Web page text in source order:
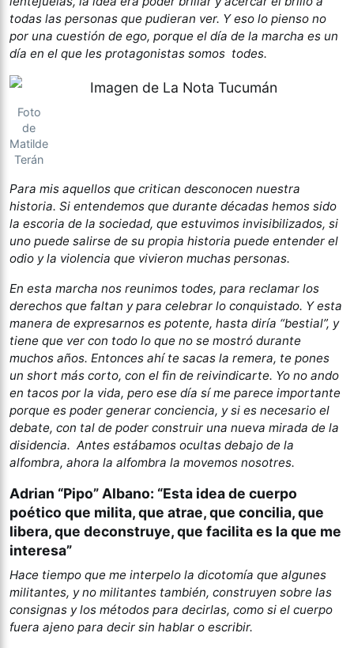
todas las personas que pudieran ver. Y eso lo pienso no
por una cuestión de ego, porque el día de la marcha es un
día en el que les protagonistas somos todes.
Foto
de
Matilde
Terán
Para mis aquellos que critican desconocen nuestra
historia. Si entendemos que durante décadas hemos sido
la escoria de la sociedad, que estuvimos invisibilizados, si
uno puede salirse de su propia historia puede entender el
odio y la violencia que vivieron muchas personas.
En esta marcha nos reunimos todes, para reclamar los
derechos que faltan y para celebrar lo conquistado. Y esta
manera de expresarnos es potente, hasta diría “bestial”, y
tiene que ver con todo lo que no se mostró durante
muchos años. Entonces ahí te sacas la remera, te pones
un short más corto, con el fin de reivindicarte. Yo no ando
en tacos por la vida, pero ese día sí me parece importante
porque es poder generar conciencia, y si es necesario el
debate, con tal de poder construir una nueva mirada de la
disidencia. Antes estábamos ocultas debajo de la
alfombra, ahora la alfombra la movemos nosotres.
Adrian “Pipo” Albano: “Esta idea de cuerpo
poético que milita, que atrae, que concilia, que
libera, que deconstruye, que facilita es la que me
interesa”
Hace tiempo que me interpelo la dicotomía que algunes
militantes, y no militantes también, construyen sobre las
consignas y los métodos para decirlas, como si el cuerpo
fuera ajeno para decir sin hablar o escribir.